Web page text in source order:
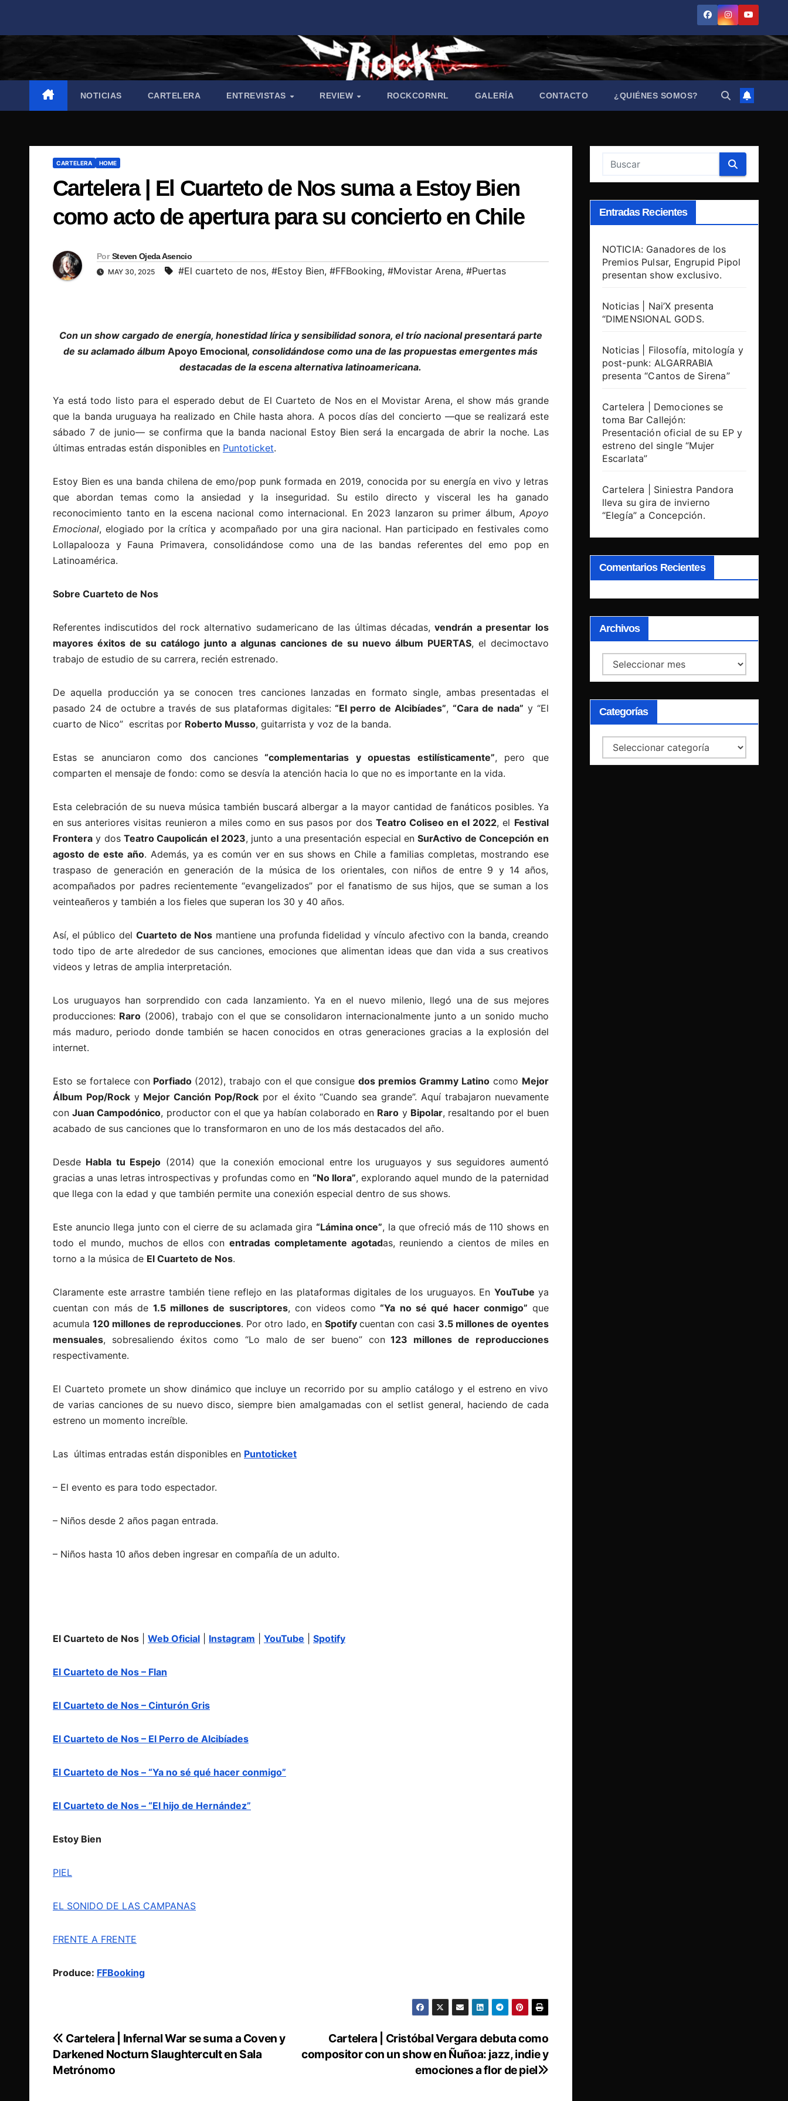
NOTICIAS CARTELERA ENTREVISTAS REVIEW ROCKCORNRL GALERÍA CONTACTO ¿QUIÉNES SOMOS?
CARTELERA HOME
Cartelera | El Cuarteto de Nos suma a Estoy Bien
como acto de apertura para su concierto en Chile
Por Steven Ojeda Asencio
MAY 30, 2025 #El cuarteto de nos, #Estoy Bien, #FFBooking, #Movistar Arena, #Puertas
Con un show cargado de energía, honestidad lírica y sensibilidad sonora, el trío nacional presentará parte
de su aclamado álbumApoyo Emocional, consolidándose como una de las propuestas emergentes más
destacadas de la escena alternativa latinoamericana.
Ya está todo listo para el esperado debut de El Cuarteto de Nos en el Movistar Arena, el show más grande
que la banda uruguaya ha realizado en Chile hasta ahora. A pocos días del concierto —que se realizará este
sábado 7 de junio— se confirma que la banda nacional Estoy Bien será la encargada de abrir la noche. Las
últimas entradas están disponibles en Puntoticket.
Estoy Bien es una banda chilena de emo/pop punk formada en 2019, conocida por su energía en vivo y letras
que abordan temas como la ansiedad y la inseguridad. Su estilo directo y visceral les ha ganado
reconocimiento tanto en la escena nacional como internacional. En 2023 lanzaron su primer álbum, Apoyo
Emocional, elogiado por la crítica y acompañado por una gira nacional. Han participado en festivales como
Lollapalooza y Fauna Primavera, consolidándose como una de las bandas referentes del emo pop en
Latinoamérica.
Sobre Cuarteto de Nos
Referentes indiscutidos del rock alternativo sudamericano de las últimas décadas,vendrán a presentar los
mayores éxitos de su catálogo junto a algunas canciones de su nuevo álbum PUERTAS, el decimoctavo
trabajo de estudio de su carrera, recién estrenado.
De aquella producción ya se conocen tres canciones lanzadas en formato single, ambas presentadas el
pasado 24 de octubre a través de sus plataformas digitales:“El perro de Alcibíades”,“Cara de nada” y “El
cuarto de Nico” escritas por Roberto Musso, guitarrista y voz de la banda.
Estas se anunciaron como dos canciones “complementarias y opuestas estilísticamente”, pero que
comparten el mensaje de fondo: como se desvía la atención hacia lo que no es importante en la vida.
Esta celebración de su nueva música también buscará albergar a la mayor cantidad de fanáticos posibles. Ya
en sus anteriores visitas reunieron a miles como en sus pasos por dos Teatro Coliseo en el 2022, el Festival
Frontera y dosTeatro Caupolicán el 2023, junto a una presentación especial enSurActivo de Concepción en
agosto de este año. Además, ya es común ver en sus shows en Chile a familias completas, mostrando ese
traspaso de generación en generación de la música de los orientales, con niños de entre 9 y 14 años,
acompañados por padres recientemente “evangelizados” por el fanatismo de sus hijos, que se suman a los
veinteañeros y también a los fieles que superan los 30 y 40 años.
Así, el público del Cuarteto de Nos mantiene una profunda fidelidad y vínculo afectivo con la banda, creando
todo tipo de arte alrededor de sus canciones, emociones que alimentan ideas que dan vida a sus creativos
videos y letras de amplia interpretación.
Los uruguayos han sorprendido con cada lanzamiento. Ya en el nuevo milenio, llegó una de sus mejores
producciones: Raro(2006), trabajo con el que se consolidaron internacionalmente junto a un sonido mucho
más maduro, periodo donde también se hacen conocidos en otras generaciones gracias a la explosión del
internet.
Esto se fortalece con Porfiado (2012), trabajo con el que consiguedos premios Grammy Latinocomo Mejor
Álbum Pop/Rocky Mejor Canción Pop/Rock por el éxito “Cuando sea grande”. Aquí trabajaron nuevamente
conJuan Campodónico, productor con el que ya habían colaborado en Raro y Bipolar, resaltando por el buen
acabado de sus canciones que lo transformaron en uno de los más destacados del año.
Desde Habla tu Espejo (2014) que la conexión emocional entre los uruguayos y sus seguidores aumentó
gracias a unas letras introspectivas y profundas como en “No llora”, explorando aquel mundo de la paternidad
que llega con la edad y que también permite una conexión especial dentro de sus shows.
Este anuncio llega junto con el cierre de su aclamada gira “Lámina once”, la que ofreció más de 110 shows en
todo el mundo, muchos de ellos con entradas completamente agotadas, reuniendo a cientos de miles en
torno a la música de El Cuarteto de Nos.
Claramente este arrastre también tiene reflejo en las plataformas digitales de los uruguayos. En YouTube ya
cuentan con más de 1.5 millones de suscriptores, con videos como “Ya no sé qué hacer conmigo” que
acumula120 millones de reproducciones. Por otro lado, en Spotifycuentan con casi 3.5 millones de oyentes
mensuales, sobresaliendo éxitos como “Lo malo de ser bueno” con123 millones de reproducciones
respectivamente.
El Cuarteto promete un show dinámico que incluye un recorrido por su amplio catálogo y el estreno en vivo
de varias canciones de su nuevo disco, siempre bien amalgamadas con el setlist general, haciendo de cada
estreno un momento increíble.
Las últimas entradas están disponibles en Puntoticket
– El evento es para todo espectador.
– Niños desde 2 años pagan entrada.
– Niños hasta 10 años deben ingresar en compañía de un adulto.
El Cuarteto de Nos Web Oficial Instagram YouTube Spotify
El Cuarteto de Nos – Flan
El Cuarteto de Nos – Cinturón Gris
El Cuarteto de Nos – El Perro de Alcibíades
El Cuarteto de Nos – “Ya no sé qué hacer conmigo”
El Cuarteto de Nos – “El hijo de Hernández”
Estoy Bien
PIEL
EL SONIDO DE LAS CAMPANAS
FRENTE A FRENTE
Produce: FFBooking
Navegación
de
Cartelera | Cristóbal Vergara debuta como
compositor con un show en Ñuñoa: jazz, indie y
emociones a flor de piel
Cartelera | Infernal War se suma a Coven y
Darkened Nocturn Slaughtercult en Sala
Metrónomo
Entradas Recientes
NOTICIA: Ganadores de los
Premios Pulsar, Engrupid Pipol
presentan show exclusivo.
Noticias | Nai’X presenta
“DIMENSIONAL GODS.
Noticias | Filosofía, mitología y
post-punk: ALGARRABIA
presenta “Cantos de Sirena”
Cartelera | Demociones se
toma Bar Callejón:
Presentación oficial de su EP y
estreno del single “Mujer
Escarlata”
Cartelera | Siniestra Pandora
lleva su gira de invierno
“Elegía” a Concepción.
Comentarios Recientes
Archivos
Archivos
Categorías
Categorías